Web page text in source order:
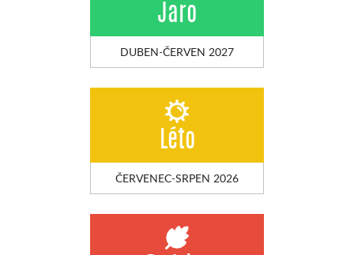
Jaro
DUBEN-ČERVEN 2027
Léto
ČERVENEC-SRPEN 2026